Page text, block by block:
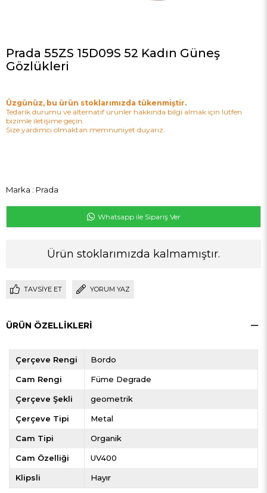
Prada 55ZS 15D09S 52 Kadın Güneş
Gözlükleri
Üzgünüz, bu ürün stoklarımızda tükenmiştir.
Tedarik durumu ve alternatif ürünler hakkında bilgi almak için lütfen
bizimle iletişime geçin.
Size yardımcı olmaktan memnuniyet duyarız.
Marka : Prada
Whatsapp ile Sipariş Ver
Ürün stoklarımızda kalmamıştır.
TAVSIYE ET YORUM YAZ
ÜRÜN ÖZELLIKLERI
Çerçeve Rengi Bordo
Cam Rengi Füme Degrade
Çerçeve Şekli geometrik
Çerçeve Tipi Metal
Cam Tipi Organik
Cam Özelliği UV400
Klipsli Hayır